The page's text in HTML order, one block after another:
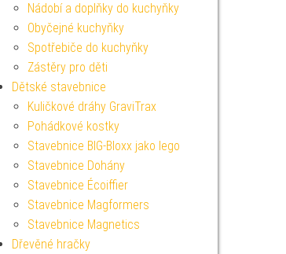
Nádobí a doplňky do kuchyňky
Obyčejné kuchyňky
Spotřebiče do kuchyňky
Zástěry pro děti
Dětské stavebnice
Kuličkové dráhy GraviTrax
Pohádkové kostky
Stavebnice BIG-Bloxx jako lego
Stavebnice Dohány
Stavebnice Écoiffier
Stavebnice Magformers
Stavebnice Magnetics
Dřevěné hračky